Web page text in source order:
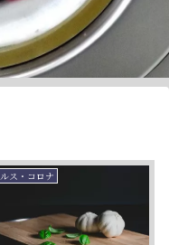
ス・コロナ